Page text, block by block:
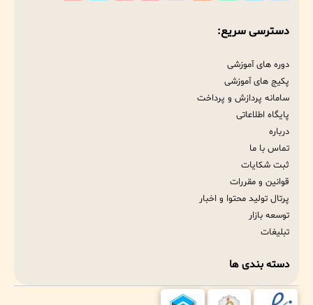
دسترسی سریع:
دوره های آموزشی
پکیج های آموزشی
سامانه پردازش و پرداخت
پایگاه اطلاعاتی
درباره
تماس با ما
ثبت شکایات
قوانین و مقررات
پرتال تولید محتوا و اخبار
توسعه بازار
تبلیغات
دسته بندی ها